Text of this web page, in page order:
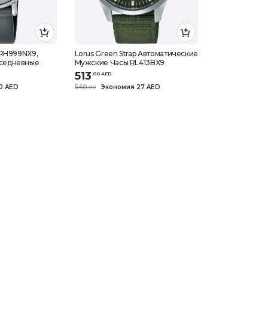
AED
Lorus Green Strap Автоматические
Мужские Часы RL413BX9
513.00 AED
540.00 Экономия 27 AED